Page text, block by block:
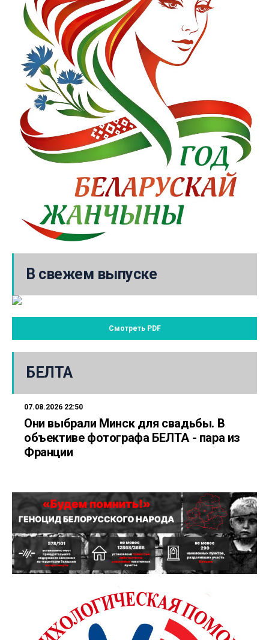
В свежем выпуске
Смотреть PDF
БЕЛТА
07.08.2026 22:50
Они выбрали Минск для свадьбы. В
объективе фотографа БЕЛТА - пара из
Франции